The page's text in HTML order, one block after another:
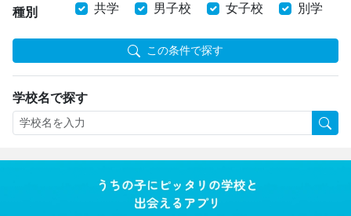
種別 共学 男子校 女子校 別学
この条件で探す
学校名で探す